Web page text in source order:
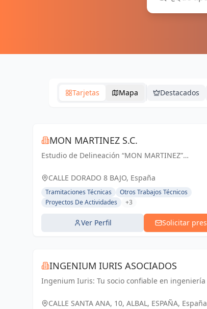
Tarjetas Mapa Destacados
MON MARTINEZ S.C.
Estudio de Delineación “MON MARTINEZ”
25 años de experiencia. Entendemos nuestro
trabajo, como parte importante de un trabajo...
CALLE DORADO 8 BAJO, España
Tramitaciones Técnicas
Otros Trabajos Técnicos
Proyectos De Actividades
+3
Ver Perfil Solicitar
INGENIUM IURIS ASOCIADOS
Ingenium Iuris: Tu socio confiable en ingeniería
profesionales para proyectos exitosos.
CALLE SANTA ANA, 10, ALBAL, ESPAÑA, España